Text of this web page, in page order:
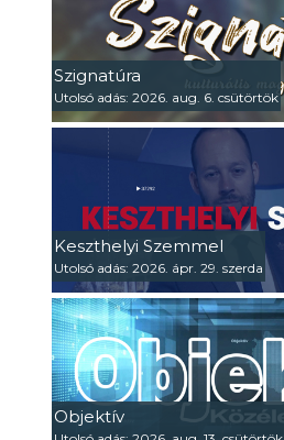
Szignatúra
Utolsó adás: 2026. aug. 6. csütörtök
Keszthelyi Szemmel
Utolsó adás: 2026. ápr. 29. szerda
Objektív